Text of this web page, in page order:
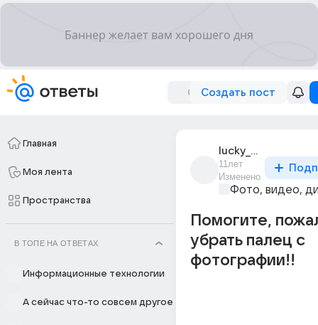
Создать пост
Главная
Моя лента
Пространства
В ТОПЕ НА ОТВЕТАХ
Информационные технологии
А сейчас что-то совсем другое
lucky_squirrel_1
11лет
Изменено
Фото, видео,
Помогите,
убрать палец с
фотографии!!